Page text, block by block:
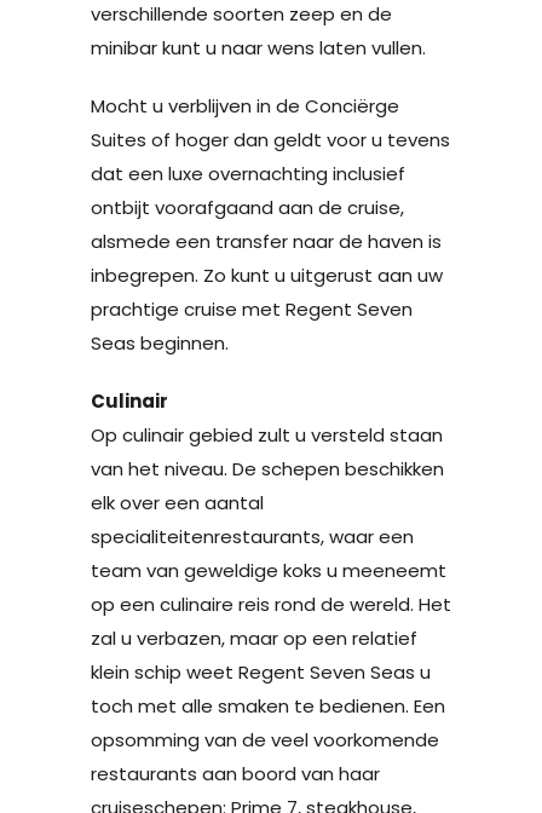
verschillende soorten zeep en de
minibar kunt u naar wens laten vullen.
Mocht u verblijven in de Conciërge
Suites of hoger dan geldt voor u tevens
dat een luxe overnachting inclusief
ontbijt voorafgaand aan de cruise,
alsmede een transfer naar de haven is
inbegrepen. Zo kunt u uitgerust aan uw
prachtige cruise met Regent Seven
Seas beginnen.
Culinair
Op culinair gebied zult u versteld staan
van het niveau. De schepen beschikken
elk over een aantal
specialiteitenrestaurants, waar een
team van geweldige koks u meeneemt
op een culinaire reis rond de wereld. Het
zal u verbazen, maar op een relatief
klein schip weet Regent Seven Seas u
toch met alle smaken te bedienen. Een
opsomming van de veel voorkomende
restaurants aan boord van haar